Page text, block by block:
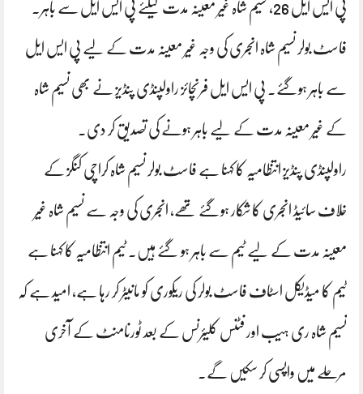
پی ایس ایل 26، نسیم شاہ غیر معینہ مدت کیلئے پی ایس ایل سے باہر.
فاسٹ بولر نسیم شاہ انجری کی وجہ غیر معینہ مدت کے لیے پی ایس ایل
سے باہر ہوگئے۔ پی ایس ایل فرنچائز راولپنڈی پنڈیز نے بھی نسیم شاہ
کے غیر معینہ مدت کے لیے باہر ہونے کی تصدیق کر دی۔
راولپنڈی پنڈیز انتظامیہ کا کہنا ہے فاسٹ بولر نسیم شاہ کراچی کنگز کے
خلاف سائیڈ انجری کا شکار ہوگئے تھے، انجری کی وجہ سے نسیم شاہ غیر
معینہ مدت کے لیے ٹیم سے باہر ہو گئے ہیں۔ ٹیم انتظامیہ کا کہنا ہے
ٹیم کا میڈیکل اسٹاف فاسٹ بولر کی ریکوری کو مانیٹر کر رہا ہے، امید ہے کہ
نسیم شاہ ری ہیب اور فٹنس کلیئرنس کے بعد ٹورنامنٹ کے آخری
مرحلے میں واپسی کر سکیں گے۔